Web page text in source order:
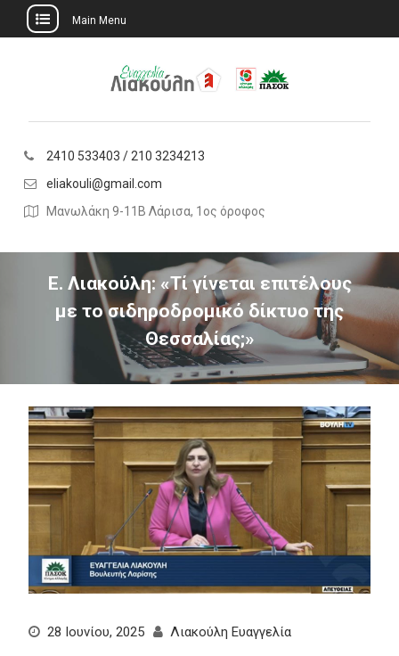
Main Menu
2410 533403 / 210 3234213
eliakouli@gmail.com
Μανωλάκη 9-11Β Λάρισα, 1ος όροφος
Ε. Λιακούλη: «Tί γίνεται επιτέλους
με το σιδηροδρομικό δίκτυο της
Θεσσαλίας;»
28 Ιουνίου, 2025 Λιακούλη Ευαγγελία